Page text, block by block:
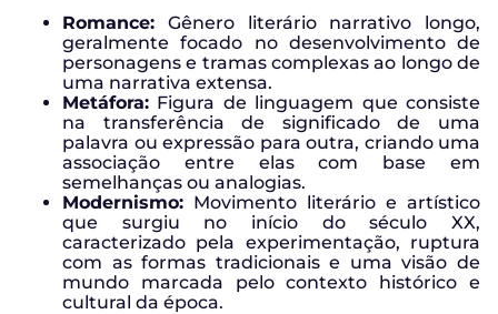
Romance: Gênero literário narrativo longo,
geralmente focado no desenvolvimento de
personagens e tramas complexas ao longo de
uma narrativa extensa.
Metáfora: Figura de linguagem que consiste
na transferência de significado de uma
palavra ou expressão para outra, criando uma
associação entre elas com base em
semelhanças ou analogias.
Modernismo: Movimento literário e artístico
que surgiu no início do século XX,
caracterizado pela experimentação, ruptura
com as formas tradicionais e uma visão de
mundo marcada pelo contexto histórico e
cultural da época.